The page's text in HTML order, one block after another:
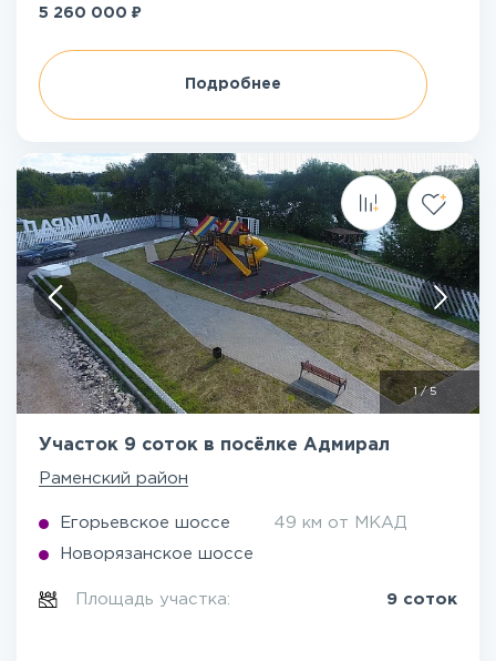
5 260 000 ₽
Подробнее
1/5
Участок 9 соток в посёлке Адмирал
Раменский район
Егорьевское шоссе 49 км от МКАД
Новорязанское шоссе
Площадь участка: 9 соток